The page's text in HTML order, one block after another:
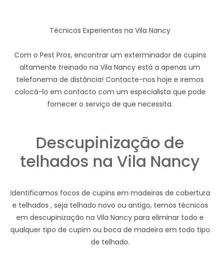
Técnicos Experientes na Vila Nancy
Com o Pest Pros, encontrar um exterminador de cupins
altamente treinado na Vila Nancy está a apenas um
telefonema de distância! Contacte-nos hoje e iremos
colocá-lo em contacto com um especialista que pode
fornecer o serviço de que necessita.
Descupinização de
telhados na Vila Nancy
Identificamos focos de cupins em madeiras de cobertura
e telhados , seja telhado novo ou antigo, temos técnicos
em descupinização na Vila Nancy para eliminar todo e
qualquer tipo de cupim ou boca de madeira em todo tipo
de telhado.